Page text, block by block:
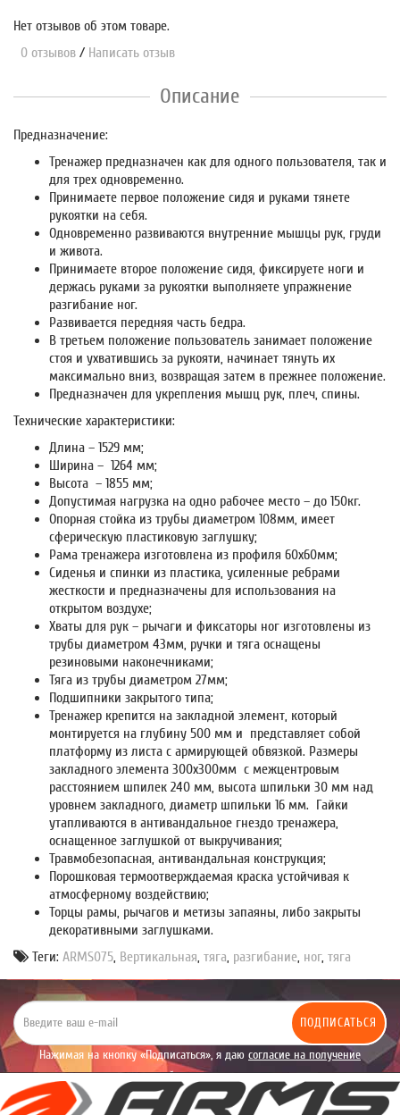
Нет отзывов об этом товаре.
0 отзывов / Написать отзыв
Описание
Предназначение:
Тренажер предназначен как для одного пользователя, так и
для трех одновременно.
Принимаете первое положение сидя и руками тянете
рукоятки на себя.
Одновременно развиваются внутренние мышцы рук, груди
и живота.
Принимаете второе положение сидя, фиксируете ноги и
держась руками за рукоятки выполняете упражнение
разгибание ног.
Развивается передняя часть бедра.
В третьем положение пользователь занимает положение
стоя и ухватившись за рукояти, начинает тянуть их
максимально вниз, возвращая затем в прежнее положение.
Предназначен для укрепления мышц рук, плеч, спины.
Технические характеристики:
Длина – 1529 мм;
Ширина – 1264 мм;
Высота – 1855 мм;
Допустимая нагрузка на одно рабочее место – до 150кг.
Опорная стойка из трубы диаметром 108мм, имеет
сферическую пластиковую заглушку;
Рама тренажера изготовлена из профиля 60х60мм;
Сиденья и спинки из пластика, усиленные ребрами
жесткости и предназначены для использования на
открытом воздухе;
Хваты для рук – рычаги и фиксаторы ног изготовлены из
трубы диаметром 43мм, ручки и тяга оснащены
резиновыми наконечниками;
Тяга из трубы диаметром 27мм;
Подшипники закрытого типа;
Тренажер крепится на закладной элемент, который
монтируется на глубину 500 мм и представляет собой
платформу из листа с армирующей обвязкой. Размеры
закладного элемента 300х300мм с межцентровым
расстоянием шпилек 240 мм, высота шпильки 30 мм над
уровнем закладного, диаметр шпильки 16 мм. Гайки
утапливаются в антивандальное гнездо тренажера,
оснащенное заглушкой от выкручивания;
Травмобезопасная, антивандальная конструкция;
Порошковая термоотверждаемая краска устойчивая к
атмосферному воздействию;
Торцы рамы, рычагов и метизы запаяны, либо закрыты
декоративными заглушками.
Теги: ARMS075, Вертикальная, тяга, разгибание, ног, тяга
ПОДПИСАТЬСЯ
Нажимая на кнопку «Подписаться», я даю согласие на получение
уведомлений рекламного характера.